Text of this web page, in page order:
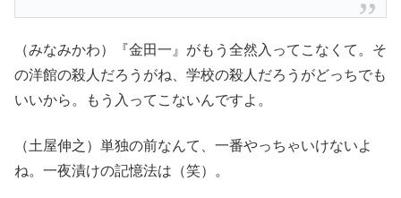
（みなみかわ）『金田一』がもう全然入ってこなくて。そ
の洋館の殺人だろうがね、学校の殺人だろうがどっちでも
いいから。もう入ってこないんですよ。
（土屋伸之）単独の前なんて、一番やっちゃいけないよ
ね。一夜漬けの記憶法は（笑）。